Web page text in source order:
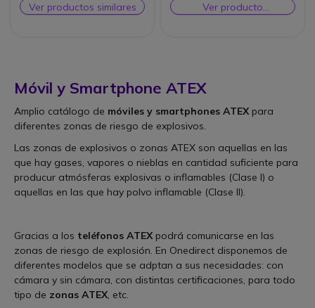
Ver productos similares
Ver producto
alternativo
Móvil y Smartphone ATEX
Amplio catálogo de móviles y smartphones ATEX para
diferentes zonas de riesgo de explosivos.
Las zonas de explosivos o zonas ATEX son aquellas en las
que hay gases, vapores o nieblas en cantidad suficiente para
producur atmósferas explosivas o inflamables (Clase I) o
aquellas en las que hay polvo inflamable (Clase II).
Gracias a los teléfonos ATEX podrá comunicarse en las
zonas de riesgo de explosión. En Onedirect disponemos de
diferentes modelos que se adptan a sus necesidades: con
cámara y sin cámara, con distintas certificaciones, para todo
tipo de zonas ATEX, etc.